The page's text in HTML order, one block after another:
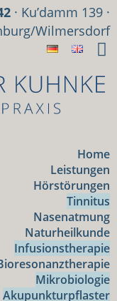
· Ku’damm 139 ·
Wilmersdorf
Home
Leistungen
Hörstörungen
Tinnitus
Nasenatmung
Naturheilkunde
Infusionstherapie
Mikrobiologie
Akupunkturpflaster